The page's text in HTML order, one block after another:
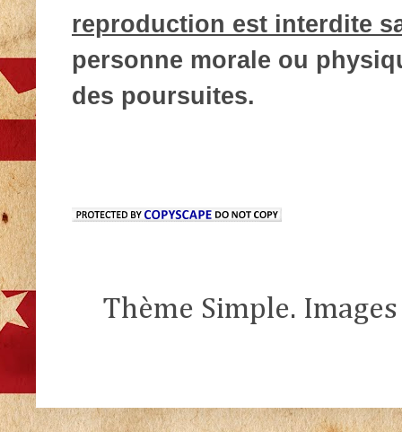
reproduction est interdite
personne morale ou
des poursuites.
Thème Simple.